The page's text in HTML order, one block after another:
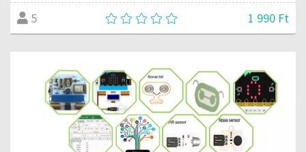
5 1 990 Ft